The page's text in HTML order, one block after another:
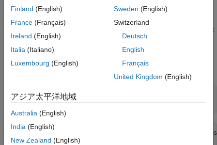
ワークスペースには次の 2 つの新しい変数が含まれています。
cdate は、1790 年から 1990 年までの 10 年ごとの年度を示
す列ベクトルです。
pop は、cdate の年度に対応する米国の人口数が記された列
whos cdate pop
plot(cdate,pop,'o' )
  Name        Size            Bytes  Class     Attributes
Finland (English)
France (Français)
Ireland (English)
Italia (Italiano)
Luxembourg (English)
Sweden (English)
Switzerland
Deutsch
English
Français
United Kingdom (English)
アジア太平洋地域
Australia (English)
India (English)
New Zealand (English)